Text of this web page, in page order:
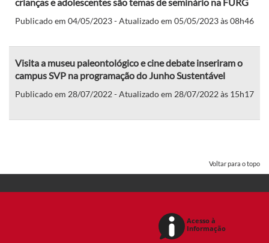
Publicado em 04/05/2023 - Atualizado em 05/05/2023 às 08h46
Visita a museu paleontológico e cine debate inseriram o
campus SVP na programação do Junho Sustentável
Publicado em 28/07/2022 - Atualizado em 28/07/2022 às 15h17
Voltar para o topo